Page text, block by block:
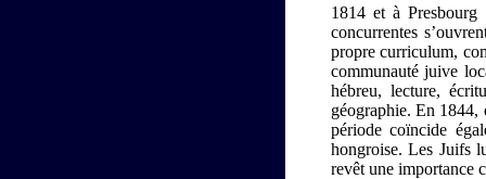
1814 et à Presbourg
concurrentes
propre curriculum,
communauté juive
hébreu, lecture,
géographie. En 1844,
période coïncide
hongroise. Les Juifs
revêt une importance